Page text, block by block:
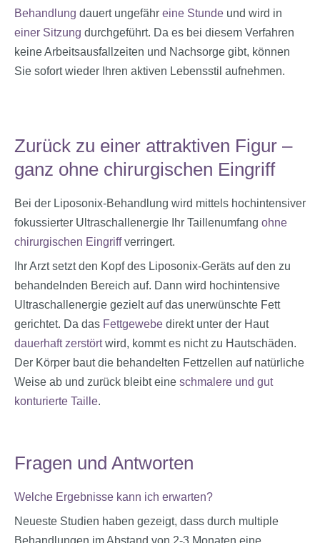
Behandlung dauert ungefähr eine Stunde und wird in
einer Sitzung durchgeführt. Da es bei diesem Verfahren
keine Arbeitsausfallzeiten und Nachsorge gibt, können
Sie sofort wieder Ihren aktiven Lebensstil aufnehmen.
Zurück zu einer attraktiven Figur –
ganz ohne chirurgischen Eingriff
Bei der Liposonix-Behandlung wird mittels hochintensiver
fokussierter Ultraschall­energie Ihr Taillenumfang ohne
chirurgischen Eingriffverringert.
Ihr Arzt setzt den Kopf des Liposonix-Geräts auf den zu
behandelnden Bereich auf. Dann wird hochintensive
Ultraschallenergie gezielt auf das unerwünschte Fett
gerichtet. Da das Fettgewebe direkt unter der Haut
dauerhaft zerstörtwird, kommt es nicht zu Hautschäden.
Der Körper baut die behandelten Fettzellen auf natürliche
Weise ab und zurück bleibt eine schmalere und gut
konturierte Taille.
Fragen und Antworten
Welche Ergebnisse kann ich erwarten?
Neueste Studien haben gezeigt, dass durch multiple